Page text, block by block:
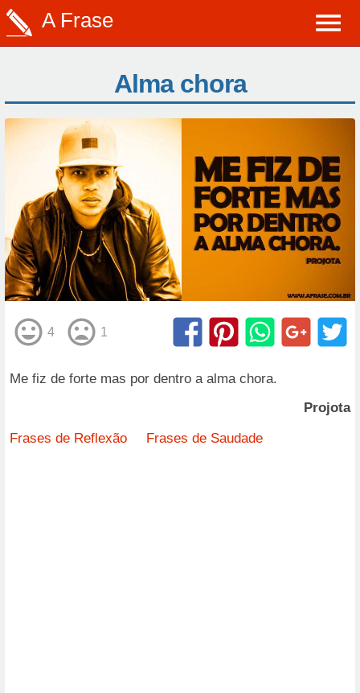
A Frase
Alma chora
4 1
Me fiz de forte mas por dentro a alma chora.
Projota
Frases de Reflexão
Frases de Saudade